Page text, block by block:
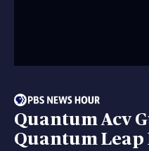
Quantum Acv
Quantum Leap